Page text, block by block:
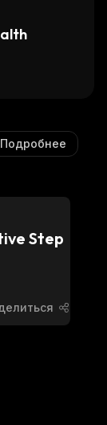
Подробнее
Step